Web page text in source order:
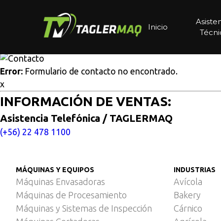
Inicio
Proceso de pelado
Error: Formulario de contacto no encontrado.
x
INFORMACIÓN DE VENTAS:
Asistencia Telefónica / TAGLERMAQ
(+56) 22 478 1100
MÁQUINAS Y EQUIPOS
Máquinas Envasadoras
Máquinas de Procesamiento
Máquinas y Sistemas de Inspección
INDUSTRIAS
Avícola
Bakery
Cárnico